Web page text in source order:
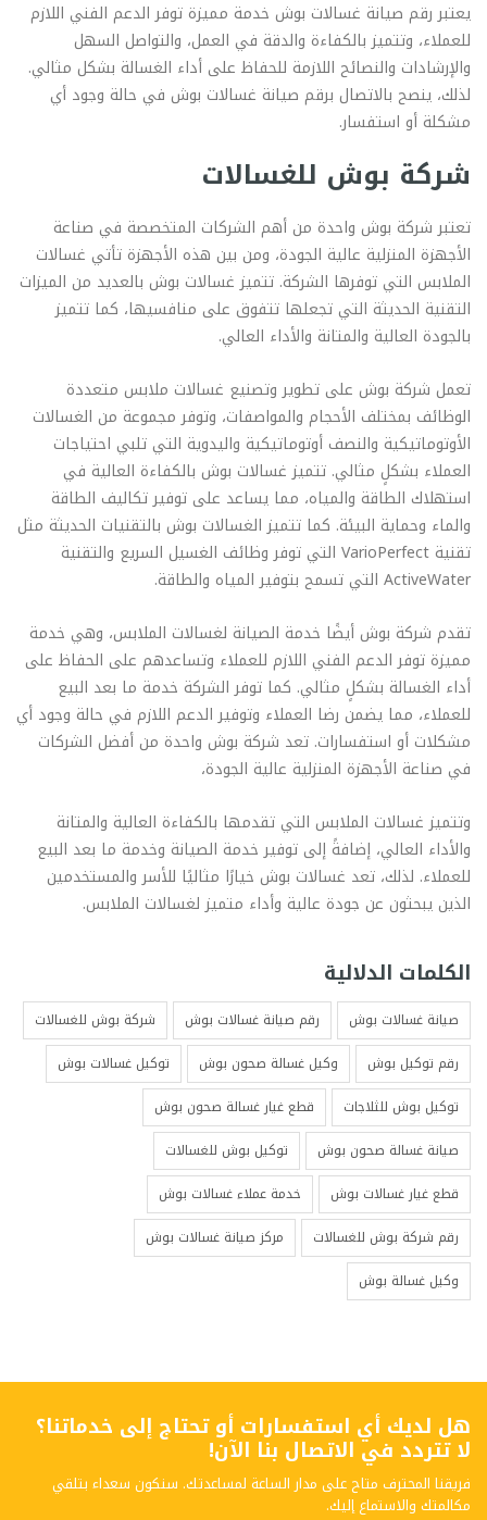
يعتبر رقم صيانة غسالات بوش خدمة مميزة توفر الدعم الفني اللازم
للعملاء، وتتميز بالكفاءة والدقة في العمل، والتواصل السهل
والإرشادات والنصائح اللازمة للحفاظ على أداء الغسالة بشكل مثالي.
لذلك، ينصح بالاتصال برقم صيانة غسالات بوش في حالة وجود أي
مشكلة أو استفسار.
شركة بوش للغسالات
تعتبر شركة بوش واحدة من أهم الشركات المتخصصة في صناعة
الأجهزة المنزلية عالية الجودة، ومن بين هذه الأجهزة تأتي غسالات
الملابس التي توفرها الشركة. تتميز غسالات بوش بالعديد من الميزات
التقنية الحديثة التي تجعلها تتفوق على منافسيها، كما تتميز
بالجودة العالية والمتانة والأداء العالي.
تعمل شركة بوش على تطوير وتصنيع غسالات ملابس متعددة
الوظائف بمختلف الأحجام والمواصفات، وتوفر مجموعة من الغسالات
الأوتوماتيكية والنصف أوتوماتيكية واليدوية التي تلبي احتياجات
العملاء بشكلٍ مثالي. تتميز غسالات بوش بالكفاءة العالية في
استهلاك الطاقة والمياه، مما يساعد على توفير تكاليف الطاقة
والماء وحماية البيئة. كما تتميز الغسالات بوش بالتقنيات الحديثة مثل
تقنية VarioPerfect التي توفر وظائف الغسيل السريع والتقنية
ActiveWater التي تسمح بتوفير المياه والطاقة.
تقدم شركة بوش أيضًا خدمة الصيانة لغسالات الملابس، وهي خدمة
مميزة توفر الدعم الفني اللازم للعملاء وتساعدهم على الحفاظ على
أداء الغسالة بشكلٍ مثالي. كما توفر الشركة خدمة ما بعد البيع
للعملاء، مما يضمن رضا العملاء وتوفير الدعم اللازم في حالة وجود أي
مشكلات أو استفسارات. تعد شركة بوش واحدة من أفضل الشركات
في صناعة الأجهزة المنزلية عالية الجودة،
وتتميز غسالات الملابس التي تقدمها بالكفاءة العالية والمتانة
والأداء العالي، إضافةً إلى توفير خدمة الصيانة وخدمة ما بعد البيع
للعملاء. لذلك، تعد غسالات بوش خيارًا مثاليًا للأسر والمستخدمين
الذين يبحثون عن جودة عالية وأداء متميز لغسالات الملابس.
الكلمات الدلالية
صيانة غسالات بوش رقم صيانة غسالات بوش
شركة بوش للغسالات
رقم توكيل بوش
وكيل غسالة صحون بوش
توكيل غسالات بوش
توكيل بوش للثلاجات
قطع غيار غسالة صحون بوش
صيانة غسالة صحون بوش
توكيل بوش للغسالات
قطع غيار غسالات بوش
خدمة عملاء غسالات بوش
رقم شركة بوش للغسالات
مركز صيانة غسالات بوش
وكيل غسالة بوش
هل لديك أي استفسارات أو تحتاج إلى خدماتنا؟
لا تتردد في الاتصال بنا الآن!
فريقنا المحترف متاح على مدار الساعة لمساعدتك. سنكون سعداء بتلقي
مكالمتك والاستماع إليك.